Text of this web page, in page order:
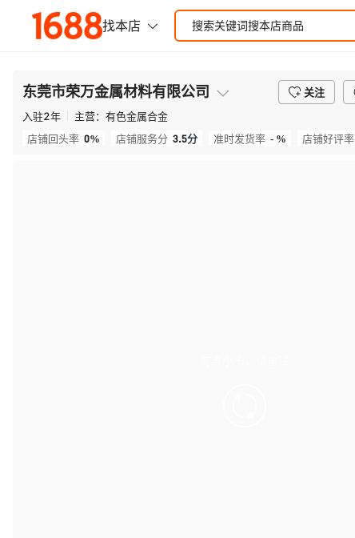
东莞市荣万金属材料有限公司 关注
入驻2年 主营： 有色金属合金
店铺回头率 0% 店铺服务分 3.5分 准时发货率 - % 店铺好评率